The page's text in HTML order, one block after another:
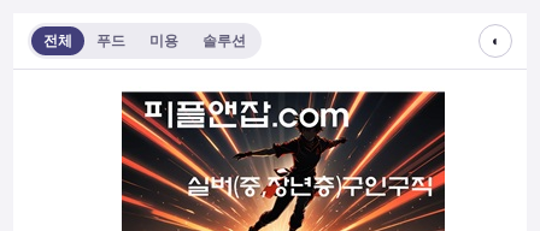
전체 푸드 미용 솔루션 ◐